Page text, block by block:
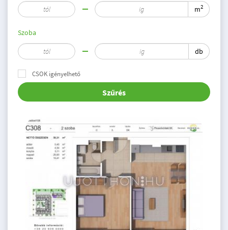
m2
Szoba
db
CSOK igényelhető
Szűrés